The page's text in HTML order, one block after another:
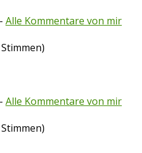
- Alle Kommentare von mir
- Alle Kommentare von mir